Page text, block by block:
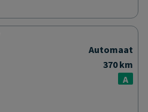
Automaat
370 km
A